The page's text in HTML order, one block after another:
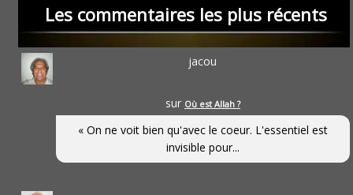
Les commentaires les plus récents
jacou
sur Où est Allah ?
« On ne voit bien qu'avec le coeur. L'essentiel est
invisible pour...